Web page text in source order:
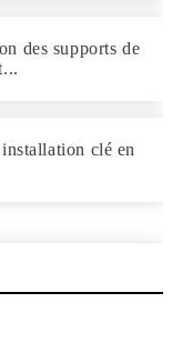
des supports de
clé en